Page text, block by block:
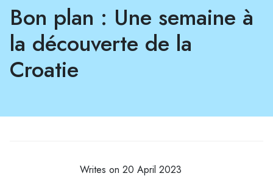
Bon plan : Une semaine à
la découverte de la
Croatie
Writes on 20 April 2023